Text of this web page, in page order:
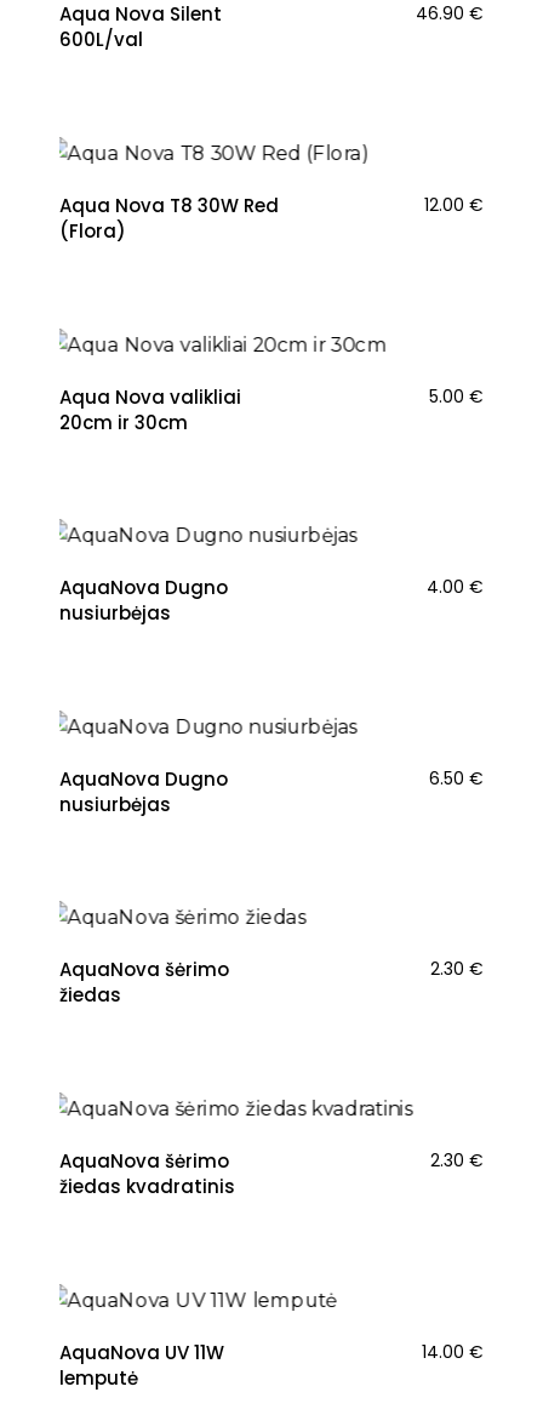
Aqua Nova Silent
600L/val
46.90 €
Aqua Nova T8 30W Red
(Flora)
12.00 €
Aqua Nova valikliai
20cm ir 30cm
5.00 €
AquaNova Dugno
nusiurbėjas
4.00 €
AquaNova Dugno
nusiurbėjas
6.50 €
AquaNova šėrimo
žiedas
2.30 €
AquaNova šėrimo
žiedas kvadratinis
2.30 €
AquaNova UV 11W
lemputė
14.00 €